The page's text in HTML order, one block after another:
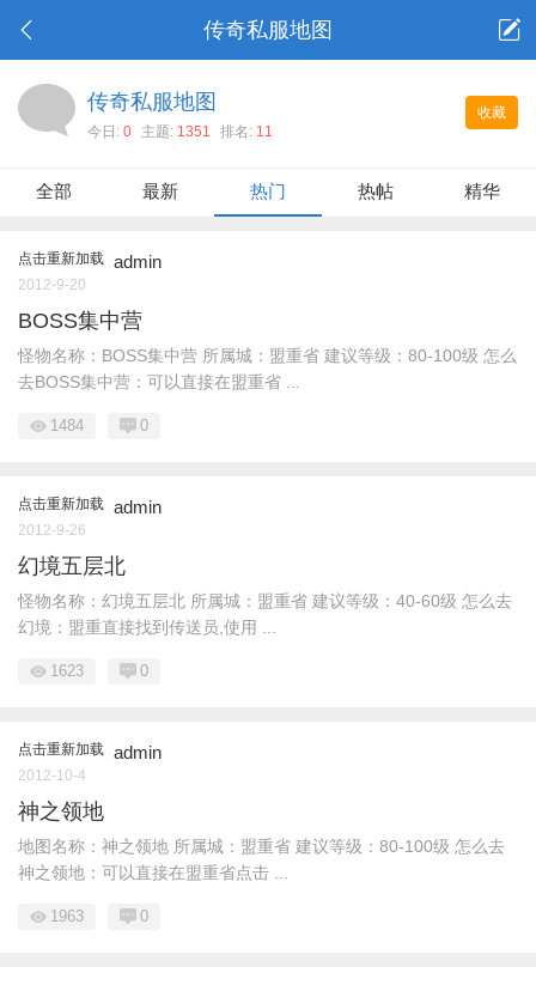
传奇私服地图
收藏
传奇私服地图
今日: 0 主题: 1351 排名: 11
全部 最新 热门 热帖 精华
点击重新加载 admin
2012-9-20
BOSS集中营
怪物名称：BOSS集中营 所属城：盟重省 建议等级：80-100级 怎么
去BOSS集中营：可以直接在盟重省 ...
1484 0
点击重新加载 admin
2012-9-26
幻境五层北
怪物名称：幻境五层北 所属城：盟重省 建议等级：40-60级 怎么去
幻境：盟重直接找到传送员,使用 ...
1623 0
点击重新加载 admin
2012-10-4
神之领地
地图名称：神之领地 所属城：盟重省 建议等级：80-100级 怎么去
神之领地：可以直接在盟重省点击 ...
1963 0